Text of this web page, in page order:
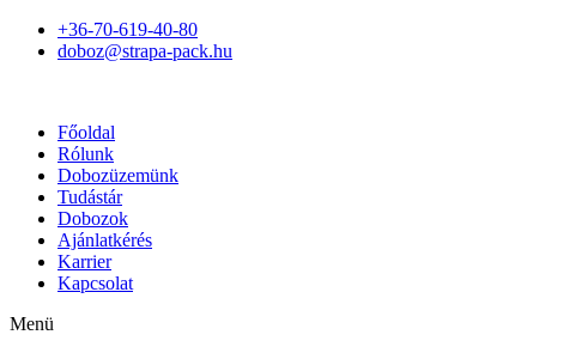
+36-70-619-40-80
doboz@strapa-pack.hu
Főoldal
Rólunk
Dobozüzemünk
Tudástár
Dobozok
Ajánlatkérés
Karrier
Kapcsolat
Menü